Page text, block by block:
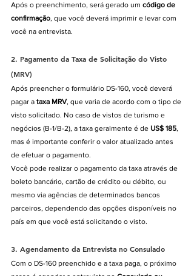
Após o preenchimento, será gerado um código de
confirmação, que você deverá imprimir e levar com
você na entrevista.
2. Pagamento da Taxa de Solicitação do Visto
(MRV)
Após preencher o formulário DS-160, você deverá
pagar a taxa MRV, que varia de acordo com o tipo de
visto solicitado. No caso de vistos de turismo e
negócios (B-1/B-2), a taxa geralmente é de US$ 185,
mas é importante conferir o valor atualizado antes
de efetuar o pagamento.
Você pode realizar o pagamento da taxa através de
boleto bancário, cartão de crédito ou débito, ou
mesmo via agências de determinados bancos
parceiros, dependendo das opções disponíveis no
país em que você está solicitando o visto.
3. Agendamento da Entrevista no Consulado
Com o DS-160 preenchido e a taxa paga, o próximo